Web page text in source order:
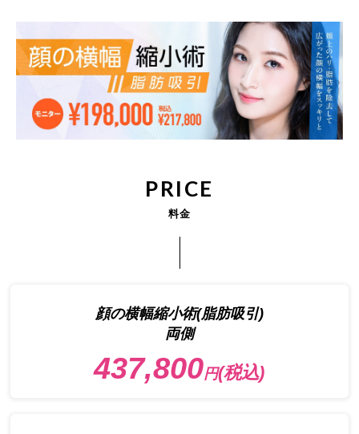
PRICE
料金
顔の横幅縮小術(脂肪吸引)
両側
437,800円(税込)